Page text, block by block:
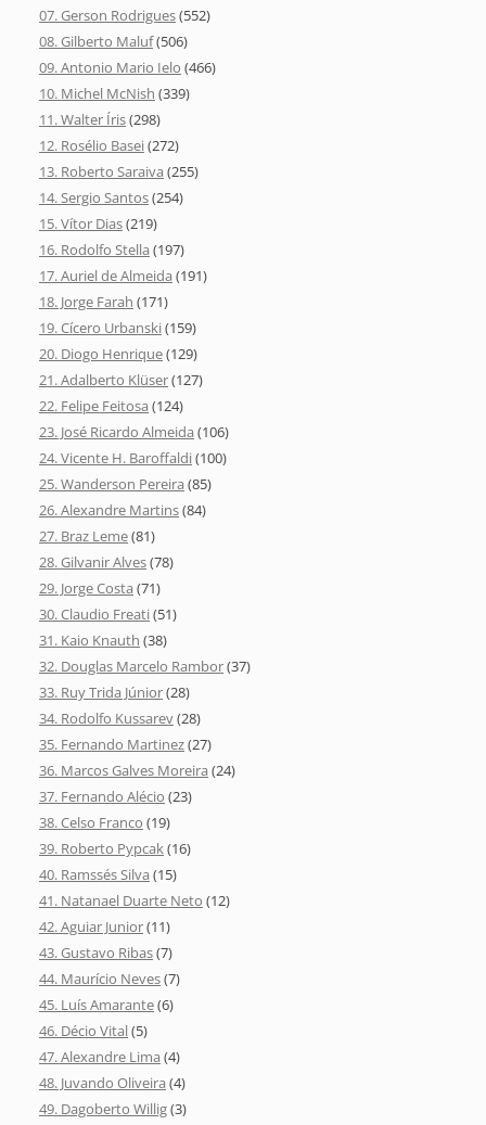
07. Gerson Rodrigues(552)
08. Gilberto Maluf(506)
09. Antonio Mario Ielo (466)
10. Michel McNish (339)
11. Walter Íris(298)
12. Rosélio Basei(272)
13. Roberto Saraiva (255)
14. Sergio Santos(254)
15. Vítor Dias(219)
16. Rodolfo Stella (197)
17. Auriel de Almeida (191)
18. Jorge Farah (171)
19. Cícero Urbanski(159)
20. Diogo Henrique(129)
21. Adalberto Klüser(127)
22. Felipe Feitosa (124)
23. José Ricardo Almeida (106)
24. Vicente H. Baroffaldi(100)
25. Wanderson Pereira (85)
26. Alexandre Martins(84)
27. Braz Leme(81)
28. Gilvanir Alves(78)
29. Jorge Costa (71)
30. Claudio Freati(51)
31. Kaio Knauth (38)
32. Douglas Marcelo Rambor(37)
33. Ruy Trida Júnior(28)
34. Rodolfo Kussarev(28)
35. Fernando Martinez(27)
36. Marcos Galves Moreira (24)
37. Fernando Alécio (23)
38. Celso Franco (19)
39. Roberto Pypcak(16)
40. Ramssés Silva (15)
41. Natanael Duarte Neto (12)
42. Aguiar Junior(11)
43. Gustavo Ribas(7)
44. Maurício Neves(7)
45. Luís Amarante(6)
46. Décio Vital(5)
47. Alexandre Lima (4)
48. Juvando Oliveira (4)
49. Dagoberto Willig(3)